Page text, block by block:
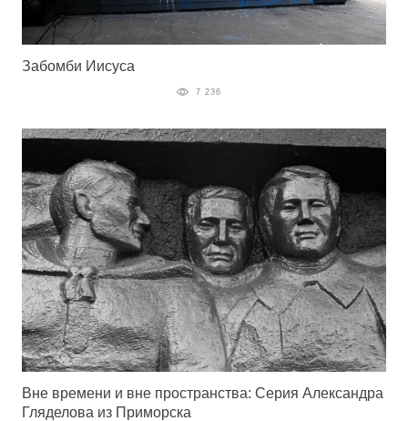
Забомби Иисуса
7 236
Вне времени и вне пространства: Серия Александра
Гляделова из Приморска